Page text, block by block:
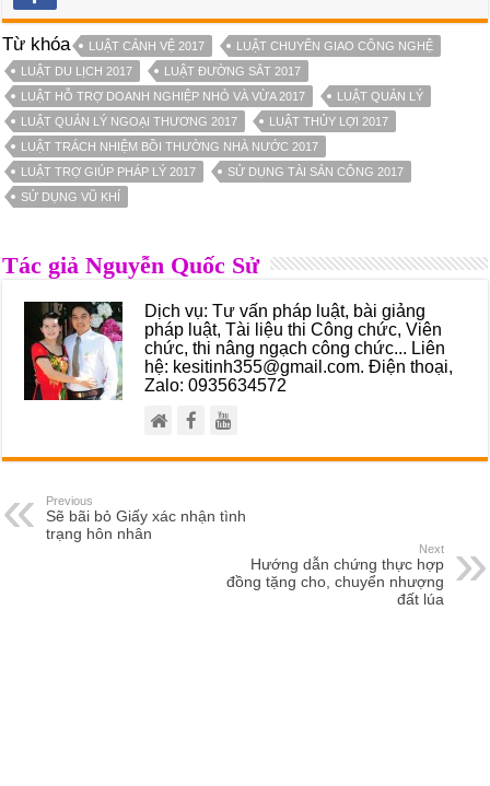
Từ khóa LUẬT CẢNH VỆ 2017
LUẬT CHUYỂN GIAO CÔNG NGHỆ
LUẬT DU LỊCH 2017
LUẬT ĐƯỜNG SẮT 2017
LUẬT HỖ TRỢ DOANH NGHIỆP NHỎ VÀ VỪA 2017
LUẬT QUẢN LÝ
LUẬT QUẢN LÝ NGOẠI THƯƠNG 2017
LUẬT THỦY LỢI 2017
LUẬT TRÁCH NHIỆM BỒI THƯỜNG NHÀ NƯỚC 2017
LUẬT TRỢ GIÚP PHÁP LÝ 2017
SỬ DỤNG TÀI SẢN CÔNG 2017
SỬ DỤNG VŨ KHÍ
Tác giả Nguyễn Quốc Sử
Dịch vụ: Tư vấn pháp luật, bài giảng
pháp luật, Tài liệu thi Công chức, Viên
chức, thi nâng ngạch công chức... Liên
hệ: kesitinh355@gmail.com. Điện thoại,
Zalo: 0935634572
Previous
Sẽ bãi bỏ Giấy xác nhận tình
trạng hôn nhân
Next
Hướng dẫn chứng thực hợp
đồng tặng cho, chuyển nhượng
đất lúa